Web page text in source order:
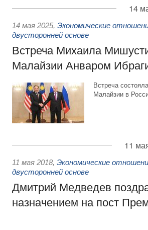
14
14 мая 2025, Экономические
двусторонней основе
Встреча Михаила
Малайзии Анваром
Встреча
Малайзии в
11
11 мая 2018, Экономические
двусторонней основе
Дмитрий Медведев
назначением на пост